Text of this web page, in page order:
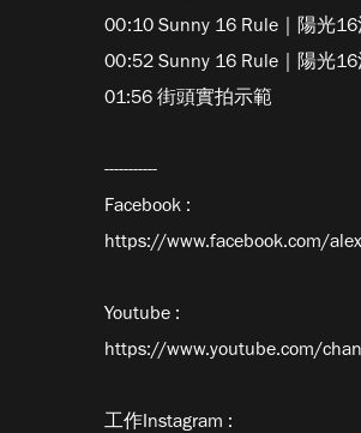
00:10 Sunny 16 Rule｜陽光
00:52 Sunny 16 Rule｜陽光
01:56 街頭實拍示範
-----------
Facebook :
https://www.facebook.com/
Youtube :
https://www.youtube.com/
工作Instagram :